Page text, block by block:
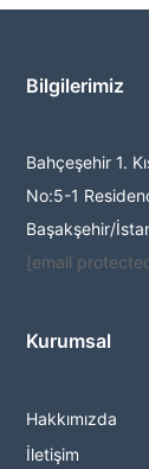
Bilgilerimiz
Bahçeşehir 1.
No:5-1
Başakşehir/
[email
Kurumsal
Hakkımızda
İletişim